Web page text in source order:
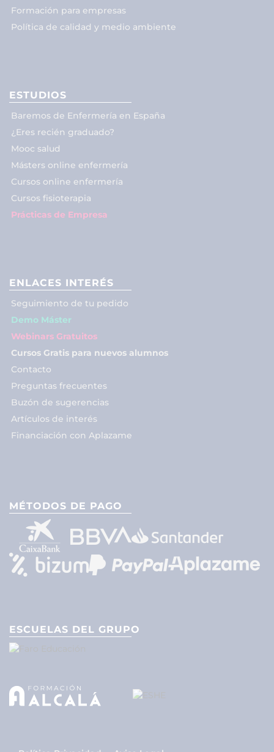
Formación para empresas
Política de calidad y medio ambiente
ESTUDIOS
Baremos de Enfermería en España
¿Eres recién graduado?
Mooc salud
Másters online enfermería
Cursos online enfermería
Cursos fisioterapia
Prácticas de Empresa
ENLACES INTERÉS
Seguimiento de tu pedido
Demo Máster
Webinars Gratuitos
Cursos Gratis para nuevos alumnos
Contacto
Preguntas frecuentes
Buzón de sugerencias
Artículos de interés
Financiación con Aplazame
MÉTODOS DE PAGO
ESCUELAS DEL GRUPO